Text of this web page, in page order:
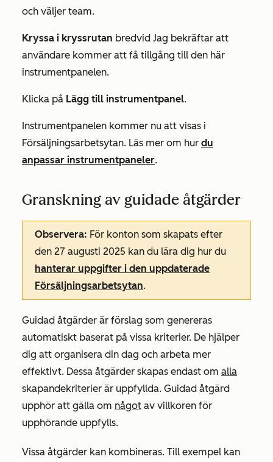
och väljer team.
Kryssa i kryssrutan bredvid Jag bekräftar att
användare kommer att få tillgång till den här
instrumentpanelen.
Klicka på Lägg till instrumentpanel.
Instrumentpanelen kommer nu att visas i
Försäljningsarbetsytan. Läs mer om hur du
anpassar instrumentpaneler.
Granskning av guidade åtgärder
Observera: För konton som skapats efter
den 27 augusti 2025 kan du lära dig hur du
hanterar uppgifter i den uppdaterade
Försäljningsarbetsytan.
Guidad åtgärder är förslag som genereras
automatiskt baserat på vissa kriterier. De hjälper
dig att organisera din dag och arbeta mer
effektivt. Dessa åtgärder skapas endast om alla
skapandekriterier är uppfyllda. Guidad åtgärd
upphör att gälla om något av villkoren för
upphörande uppfylls.
Vissa åtgärder kan kombineras. Till exempel kan